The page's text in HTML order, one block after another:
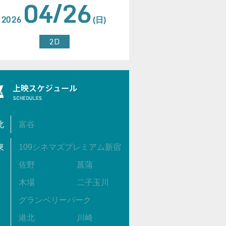
2026 04/26 (日)
2D
富谷
109シネマズプレミアム新宿
佐野 菖蒲
木場 二子玉川
グランベリーパーク
港北 川崎